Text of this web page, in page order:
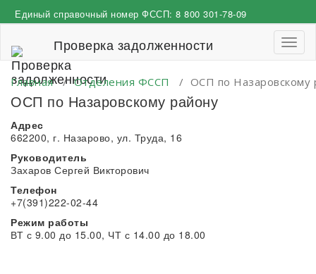
к
Единый справочный номер ФССП: 8 800 301-78-09
Проверка задолженности
Главная/Отделения ФССП / ОСП по Назаровскому
ОСП по Назаровскому району
Адрес
662200, г. Назарово, ул. Труда, 16
Руководитель
Захаров Сергей Викторович
Телефон
+7(391)222-02-44
Режим работы
ВТ с 9.00 до 15.00, ЧТ с 14.00 до 18.00